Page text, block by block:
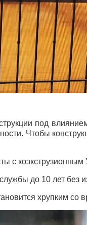
под
Чтобы
с
до 10 лет без
хрупким со